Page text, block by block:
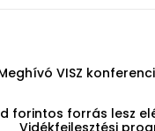
VISZ
forintos forrás lesz
Vidékfejlesztési